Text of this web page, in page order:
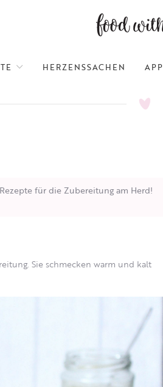
HERZENSSACHEN APP
für die Zubereitung am Herd!
Sie schmecken warm und kalt